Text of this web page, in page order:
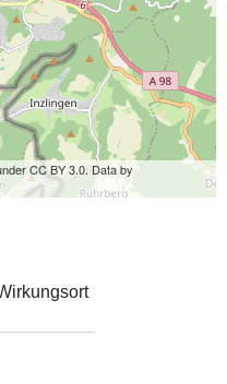
CC BY 3.0. Data by